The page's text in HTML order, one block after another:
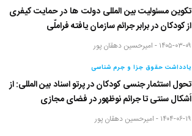
تکوین مسئولیت بین المللی دولت ها در حمایت کیفری
از کودکان در برابر جرائم سازمان یافته فراملّی
۱۴۰۵-۰۳-۰۹ - امیرحسین دهقان پور
یادداشت حقوق جزا و جرم شناسی
تحول استثمار جنسی کودکان در پرتو اسناد بین المللی: از
اَشکال سنتی تا جرائم نوظهور در فضای مجازی
۱۴۰۴-۰۶-۱۹ - امیرحسین دهقان پور